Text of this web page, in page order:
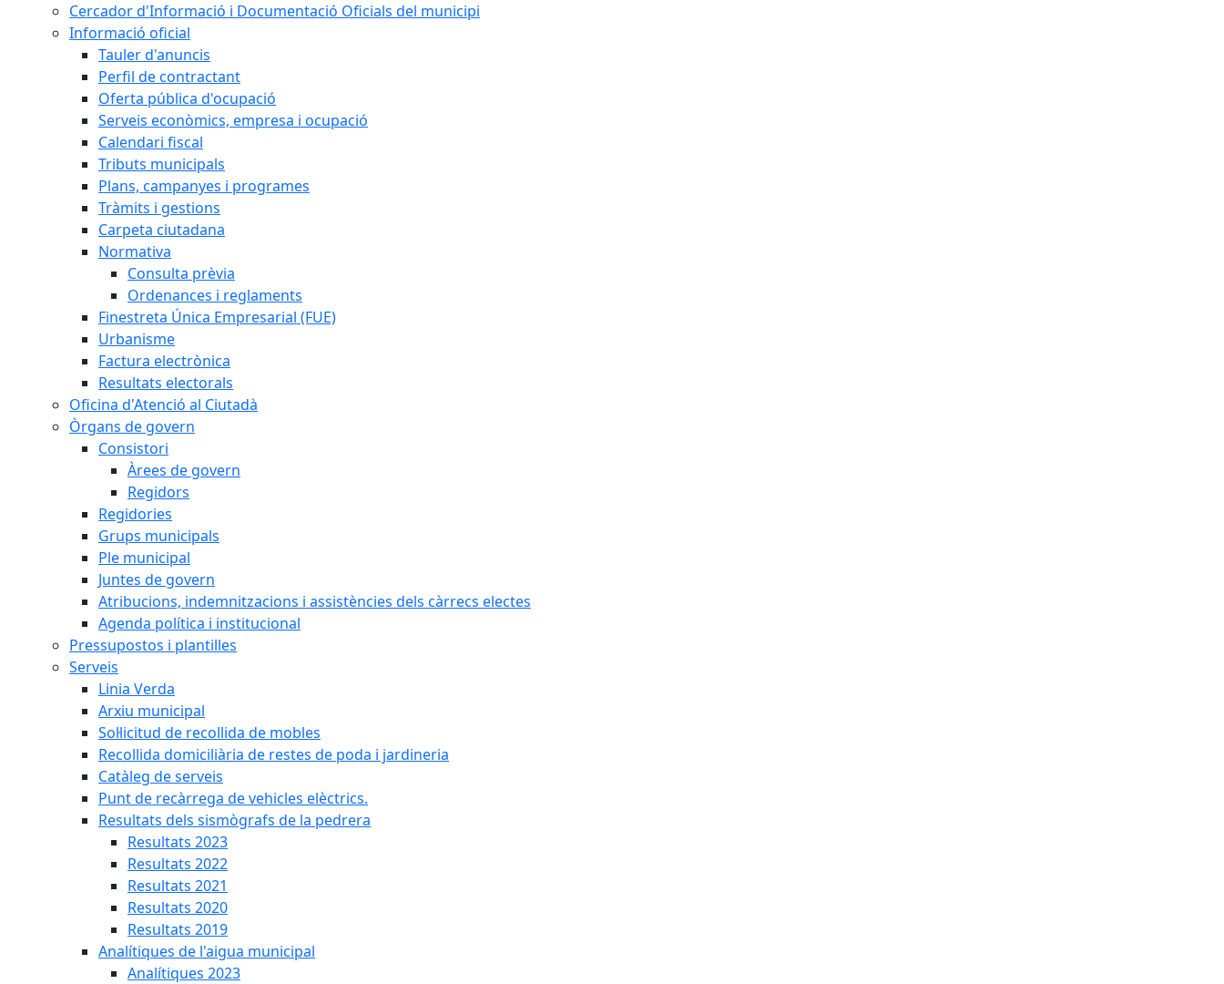
Cercador d'Informació i Documentació Oficials del municipi
Informació oficial
Tauler d'anuncis
Perfil de contractant
Oferta pública d'ocupació
Serveis econòmics, empresa i ocupació
Calendari fiscal
Tributs municipals
Plans, campanyes i programes
Tràmits i gestions
Carpeta ciutadana
Normativa
Consulta prèvia
Ordenances i reglaments
Finestreta Única Empresarial (FUE)
Urbanisme
Factura electrònica
Resultats electorals
Oficina d'Atenció al Ciutadà
Òrgans de govern
Consistori
Àrees de govern
Regidors
Regidories
Grups municipals
Ple municipal
Juntes de govern
Atribucions, indemnitzacions i assistències dels càrrecs electes
Agenda política i institucional
Pressupostos i plantilles
Serveis
Linia Verda
Arxiu municipal
Sol·licitud de recollida de mobles
Recollida domiciliària de restes de poda i jardineria
Catàleg de serveis
Punt de recàrrega de vehicles elèctrics.
Resultats dels sismògrafs de la pedrera
Resultats 2023
Resultats 2022
Resultats 2021
Resultats 2020
Resultats 2019
Analítiques de l'aigua municipal
Analítiques 2023